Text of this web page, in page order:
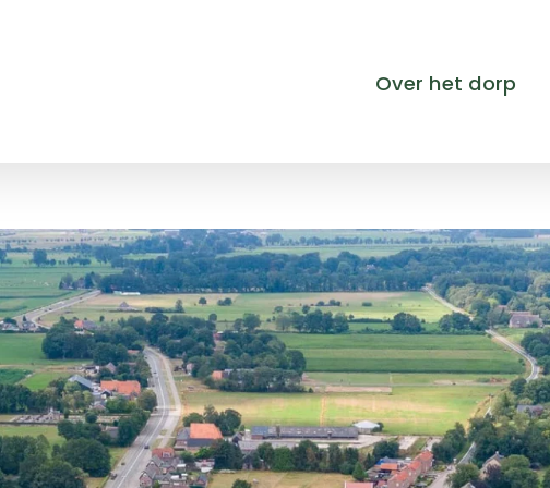
Over het dorp